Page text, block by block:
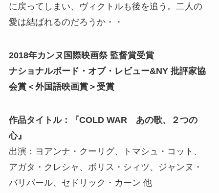
に戻ってしまい、ヴィクトルも後を追う。二人の
愛は結ばれるのだろうか・・
2018年カンヌ国際映画祭 監督賞受賞
ナショナルボード・オブ・レビュー&NY 批評家協
会賞＜外国語映画賞＞受賞
作品タイトル：『COLD WAR あの歌、２つの
心』
出演：ヨアンナ・クーリグ、トマシュ・コット、
アガタ・クレシャ、ボリス・シィツ、ジャンヌ・
バリバール、セドリック・カーン 他